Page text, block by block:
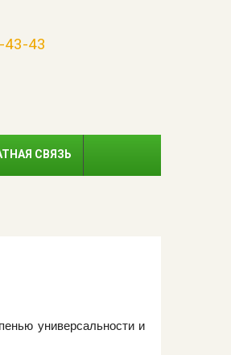
43-43
СВЯЗЬ
универсальности и